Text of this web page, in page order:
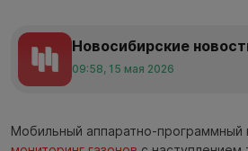
Новосибирские
09:58, 15 мая 2026
Мобильный аппаратно-программный